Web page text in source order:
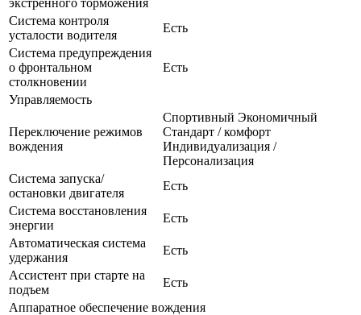
Система контроля
усталости водителя
Есть
Система предупреждения
о фронтальном
столкновении
Есть
Управляемость
Переключение режимов
вождения
Спортивный Экономичный
Стандарт / комфорт
Индивидуализация /
Персонализация
Система запуска/
остановки двигателя
Есть
Система восстановления
энергии
Есть
Автоматическая система
удержания
Есть
Ассистент при старте на
подъем
Есть
Аппаратное обеспечение вождения